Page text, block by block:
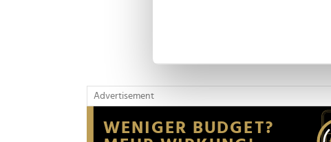
Erfahren Sie mehr darüber, wie
Wir verwenden Cookies, um
Website an unsere Partner für
möglicherweise mit weiteren
Advertisement